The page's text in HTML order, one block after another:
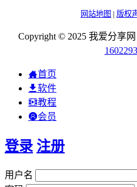
网站地图 | 版权
Copyright © 2025 我爱分享网
首页
软件
教程
会员
登录 注册
用户名